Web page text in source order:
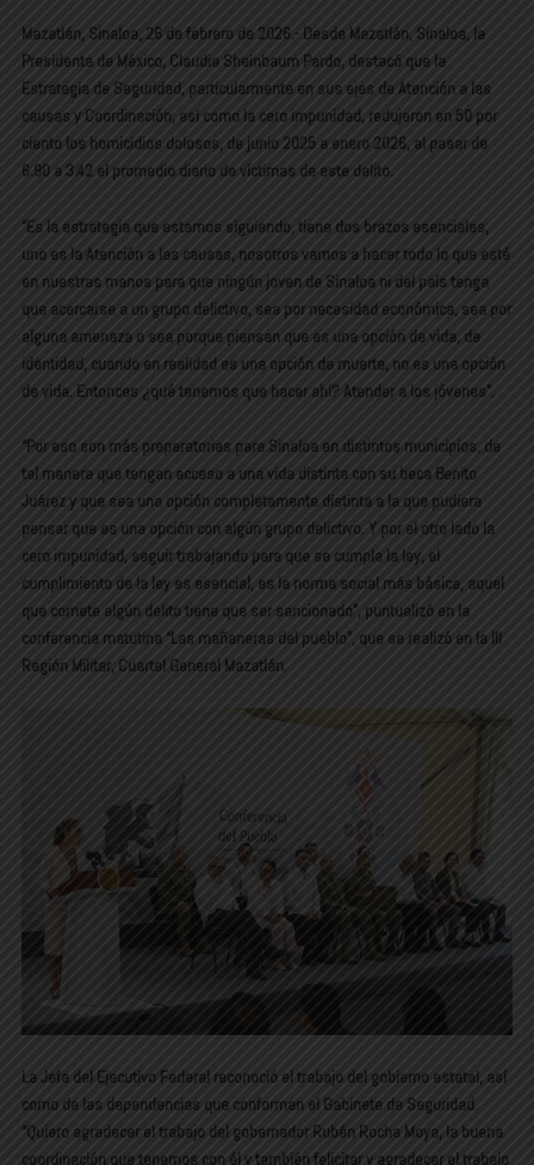
Mazatlán, Sinaloa, 26 de febrero de 2026.- Desde Mazatlán, Sinaloa, la
Presidenta de México, Claudia Sheinbaum Pardo, destacó que la
Estrategia de Seguridad, particularmente en sus ejes de Atención a las
causas y Coordinación, así como la cero impunidad, redujeron en 50 por
ciento los homicidios dolosos, de junio 2025 a enero 2026, al pasar de
6.90 a 3.42 el promedio diario de víctimas de este delito.
“Es la estrategia que estamos siguiendo, tiene dos brazos esenciales,
uno es la Atención a las causas, nosotros vamos a hacer todo lo que esté
en nuestras manos para que ningún joven de Sinaloa ni del país tenga
que acercarse a un grupo delictivo, sea por necesidad económica, sea por
alguna amenaza o sea porque piensan que es una opción de vida, de
identidad, cuando en realidad es una opción de muerte, no es una opción
de vida. Entonces ¿qué tenemos que hacer ahí? Atender a los jóvenes”.
“Por eso son más preparatorias para Sinaloa en distintos municipios, de
tal manera que tengan acceso a una vida distinta con su beca Benito
Juárez y que sea una opción completamente distinta a la que pudiera
pensar que es una opción con algún grupo delictivo. Y por el otro lado la
cero impunidad, seguir trabajando para que se cumpla la ley, el
cumplimiento de la ley es esencial, es la norma social más básica, aquel
que comete algún delito tiene que ser sancionado”, puntualizó en la
conferencia matutina “Las mañaneras del pueblo”, que se realizó en la III
Región Militar, Cuartel General Mazatlán.
La Jefa del Ejecutivo Federal reconoció el trabajo del gobierno estatal, así
como de las dependencias que conforman el Gabinete de Seguridad.
“Quiero agradecer el trabajo del gobernador Rubén Rocha Moya, la buena
coordinación que tenemos con él y también felicitar y agradecer el trabajo